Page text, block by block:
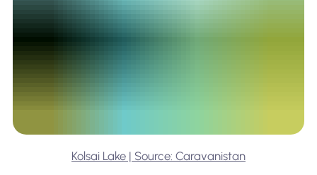
Kolsai Lake | Source: Caravanistan